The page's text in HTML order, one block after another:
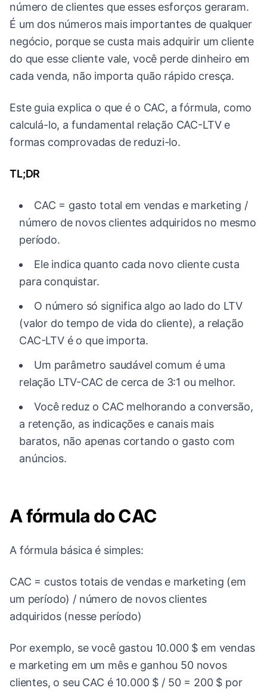
número de clientes que esses esforços geraram.
É um dos números mais importantes de qualquer
negócio, porque se custa mais adquirir um cliente
do que esse cliente vale, você perde dinheiro em
cada venda, não importa quão rápido cresça.
Este guia explica o que é o CAC, a fórmula, como
calculá-lo, a fundamental relação CAC-LTV e
formas comprovadas de reduzi-lo.
TL;DR
CAC = gasto total em vendas e marketing /
número de novos clientes adquiridos no mesmo
período.
Ele indica quanto cada novo cliente custa
para conquistar.
O número só significa algo ao lado do LTV
(valor do tempo de vida do cliente), a relação
CAC-LTV é o que importa.
Um parâmetro saudável comum é uma
relação LTV-CAC de cerca de 3:1 ou melhor.
Você reduz o CAC melhorando a conversão,
a retenção, as indicações e canais mais
baratos, não apenas cortando o gasto com
anúncios.
A fórmula do CAC
A fórmula básica é simples:
CAC = custos totais de vendas e marketing (em
um período) / número de novos clientes
adquiridos (nesse período)
Por exemplo, se você gastou 10.000 $ em vendas
e marketing em um mês e ganhou 50 novos
clientes, o seu CAC é 10.000 $ / 50 = 200 $ por